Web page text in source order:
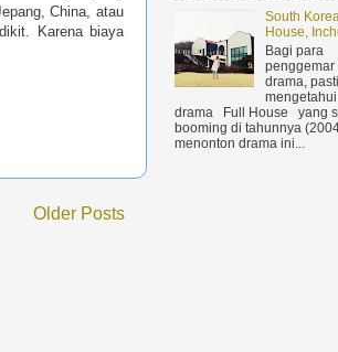
China, atau
Karena biaya
Older Posts
South Korea
House,
Bagi para
penggemar
drama, pasti
drama Full House yang
booming di tahunnya
menonton drama ini...